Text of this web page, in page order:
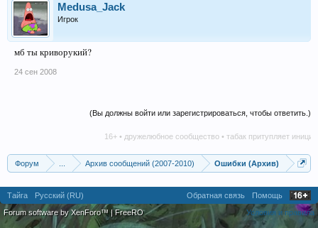
Medusa_Jack
Игрок
мб ты криворукий?
24 сен 2008
(Вы должны войти или зарегистрироваться, чтобы ответить.)
16+ • дружелюбное сообщество • табак притупляет
Форум Архив сообщений (2007-2010) Ошибки (Архив)
Тайга Русский (RU) Обратная связь
Помощь
Условия и правила
Forum software by XenForo™ |FreeRO